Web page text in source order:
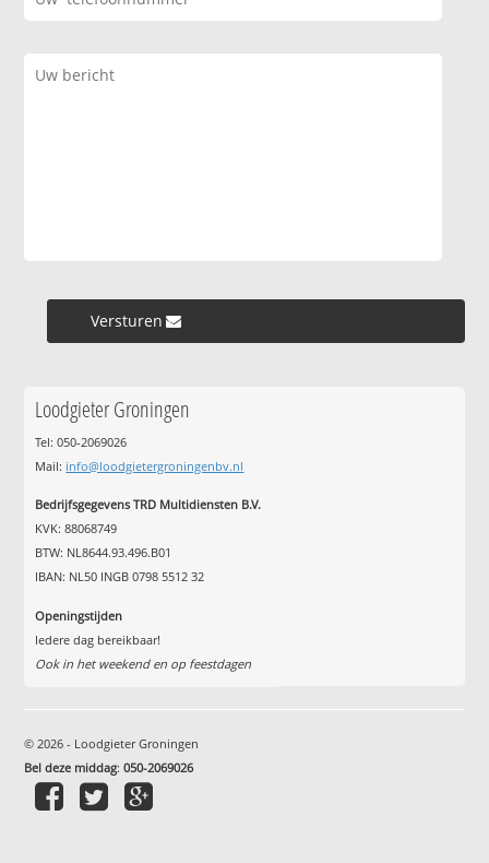
Versturen »
Loodgieter Groningen
Tel: 050-2069026
Mail: info@loodgietergroningenbv.nl
Bedrijfsgegevens TRD Multidiensten B.V.
KVK: 88068749
BTW: NL8644.93.496.B01
IBAN: NL50 INGB 0798 5512 32
Openingstijden
Iedere dag bereikbaar!
Ook in het weekend en op feestdagen
© 2026 - Loodgieter Groningen
Bel deze middag:050-2069026